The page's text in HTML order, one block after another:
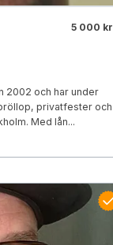
5 000 kr
2002 och har under
privatfester och
Med lån...